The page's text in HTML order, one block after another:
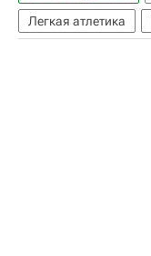
Легкая атлетика